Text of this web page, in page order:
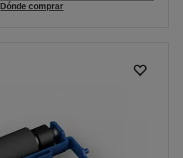
Dónde comprar